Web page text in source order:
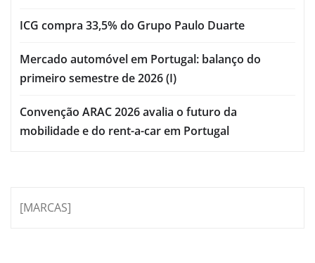
ICG compra 33,5% do Grupo Paulo Duarte
Mercado automóvel em Portugal: balanço do
primeiro semestre de 2026 (I)
Convenção ARAC 2026 avalia o futuro da
mobilidade e do rent-a-car em Portugal
[MARCAS]